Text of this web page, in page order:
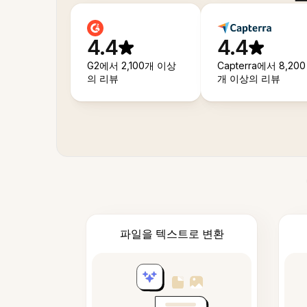
4.4
G2에서 2,100개 이상
의 리뷰
4.4
Capterra에서 8,200
개 이상의 리뷰
파일을 텍스트로 변환